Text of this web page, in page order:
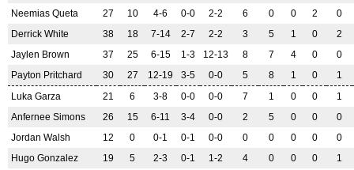
Neemias Queta
27 10 4-6 0-0 2-2 6 0 0 2
0
Derrick White
38 18 7-14 2-7 2-2 3 5 1 0
2
Jaylen Brown
37 25 6-15 1-3 12-13 8 7 4 0
0
Payton Pritchard
30 27 12-19 3-5 0-0 5 8 1 0
1
Luka Garza
21 6 3-8 0-0 0-0 7 1 0 0
1
Anfernee Simons
26 15 6-11 3-4 0-0 2 5 0 0
0
Jordan Walsh
12 0 0-1 0-1 0-0 0 0 0 0
0
Hugo Gonzalez
19 5 2-3 0-1 1-2 4 0 0 0 1